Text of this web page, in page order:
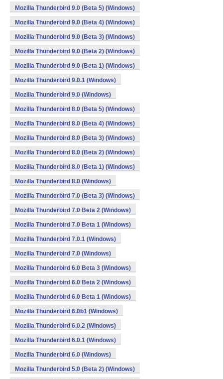
Mozilla Thunderbird 9.0 (Beta 5) (Windows)
Mozilla Thunderbird 9.0 (Beta 4) (Windows)
Mozilla Thunderbird 9.0 (Beta 3) (Windows)
Mozilla Thunderbird 9.0 (Beta 2) (Windows)
Mozilla Thunderbird 9.0 (Beta 1) (Windows)
Mozilla Thunderbird 9.0.1 (Windows)
Mozilla Thunderbird 9.0 (Windows)
Mozilla Thunderbird 8.0 (Beta 5) (Windows)
Mozilla Thunderbird 8.0 (Beta 4) (Windows)
Mozilla Thunderbird 8.0 (Beta 3) (Windows)
Mozilla Thunderbird 8.0 (Beta 2) (Windows)
Mozilla Thunderbird 8.0 (Beta 1) (Windows)
Mozilla Thunderbird 8.0 (Windows)
Mozilla Thunderbird 7.0 (Beta 3) (Windows)
Mozilla Thunderbird 7.0 Beta 2 (Windows)
Mozilla Thunderbird 7.0 Beta 1 (Windows)
Mozilla Thunderbird 7.0.1 (Windows)
Mozilla Thunderbird 7.0 (Windows)
Mozilla Thunderbird 6.0 Beta 3 (Windows)
Mozilla Thunderbird 6.0 Beta 2 (Windows)
Mozilla Thunderbird 6.0 Beta 1 (Windows)
Mozilla Thunderbird 6.0b1 (Windows)
Mozilla Thunderbird 6.0.2 (Windows)
Mozilla Thunderbird 6.0.1 (Windows)
Mozilla Thunderbird 6.0 (Windows)
Mozilla Thunderbird 5.0 (Beta 2) (Windows)